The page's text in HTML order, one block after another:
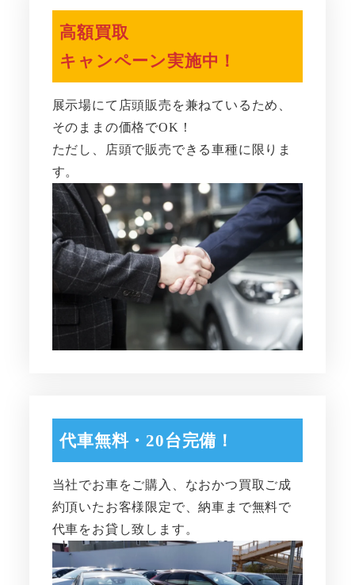
高額買取
キャンペーン実施中！
展示場にて店頭販売を兼ねているため、
そのままの価格でOK！
ただし、店頭で販売できる車種に限りま
す。
代車無料・20台完備！
当社でお車をご購入、なおかつ買取ご成
約頂いたお客様限定で、納車まで無料で
代車をお貸し致します。